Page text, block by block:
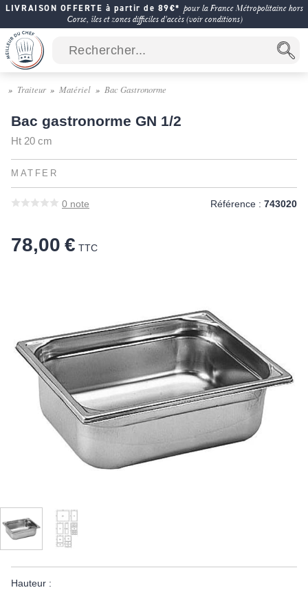
LIVRAISON OFFERTE à partir de 89€* pour la France Métropolitaine hors
Corse, îles et zones difficiles d'accès (voir conditions)
Traiteur Matériel Bac Gastronorme
Bac gastronorme GN 1/2
Ht 20 cm
MATFER
0 note Référence : 743020
78,00 € TTC
Hauteur :